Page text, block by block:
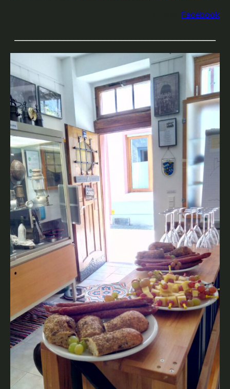
Facebook